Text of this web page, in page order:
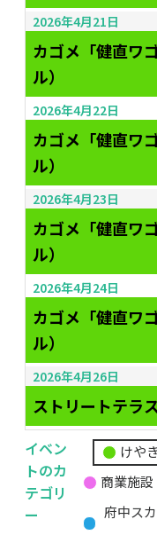
2026年4月21日
カゴメ「健直ワ
ル）
2026年4月22日
カゴメ「健直ワ
ル）
2026年4月23日
カゴメ「健直ワ
ル）
2026年4月24日
カゴメ「健直ワ
ル）
2026年4月26日
ストリートテラ
イベン
トのカ
テゴリ
ー
無
題
カ
けや
商業施
府中ス